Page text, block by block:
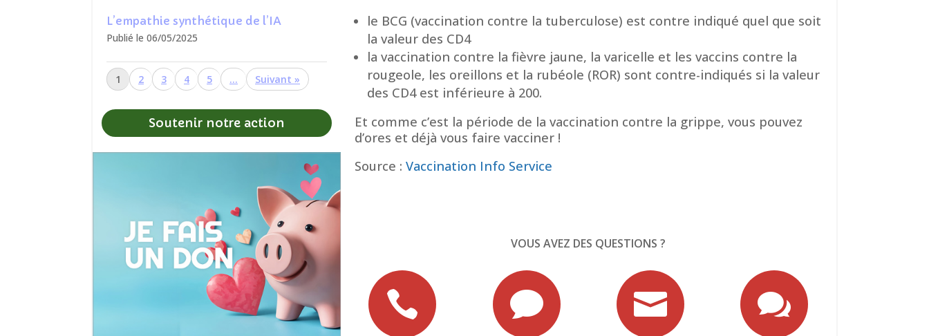
L’empathie synthétique de l’IA
Publié le 06/05/2025
1 2 3 4 5 … »
Soutenir notre action
le BCG (vaccination contre la tuberculose) est contre indiqué quel que soit
la valeur des CD4
la vaccination contre la fièvre jaune, la varicelle et les vaccins contre la
rougeole, les oreillons et la rubéole (ROR) sont contre-indiqués si la valeur
des CD4 est inférieure à 200.
Et comme c’est la période de la vaccination contre la grippe, vous pouvez
d’ores et déjà vous faire vacciner !
Source : Vaccination Info Service
VOUS AVEZ DES QUESTIONS ?
   